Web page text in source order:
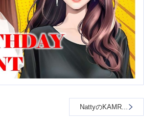
NattyのKAMR...